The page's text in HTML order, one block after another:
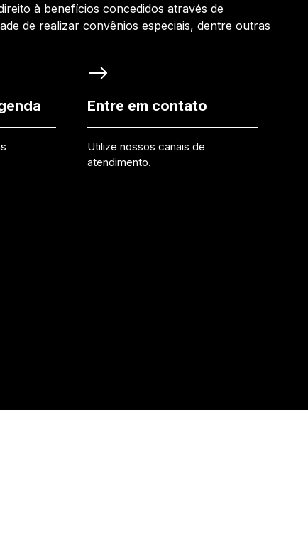
à benefícios concedidos através de
de realizar convênios especiais, dentre outras
Entre em contato
Utilize nossos canais de
atendimento.